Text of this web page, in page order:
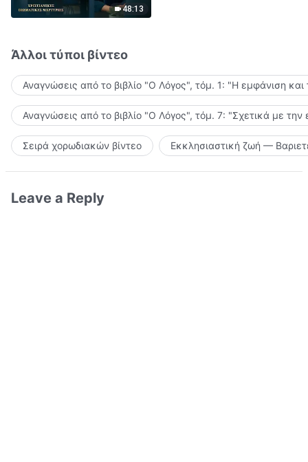
48:13
Άλλοι τύποι βίντεο
Αναγνώσεις από το βιβλίο "Ο Λόγος", τόμ. 1: "Η εμφάνιση
Αναγνώσεις από το βιβλίο "Ο Λόγος", τόμ. 7: "Σχετικά με την
Σειρά χορωδιακών βίντεο Εκκλησιαστική ζωή —
Leave a Reply